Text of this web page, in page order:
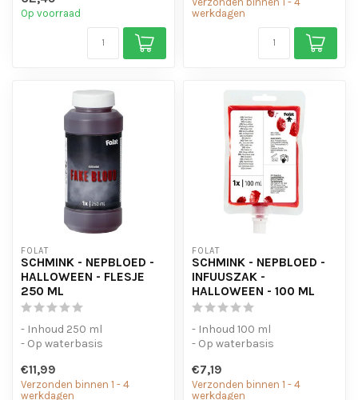
Op voorraad
werkdagen
FOLAT
SCHMINK - NEPBLOED -
HALLOWEEN - FLESJE
250 ML
- Inhoud 250 ml
- Op waterbasis
€11,99
Verzonden binnen 1 - 4
werkdagen
FOLAT
SCHMINK - NEPBLOED -
INFUUSZAK -
HALLOWEEN - 100 ML
- Inhoud 100 ml
- Op waterbasis
€7,19
Verzonden binnen 1 - 4
werkdagen